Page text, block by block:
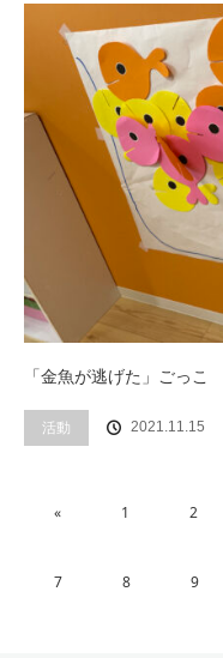
「金魚が逃げた」ごっこ
活動 2021.11.15
« 1 2
7 8 9